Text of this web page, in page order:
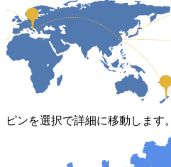
ピンを選択で詳細に移動します。